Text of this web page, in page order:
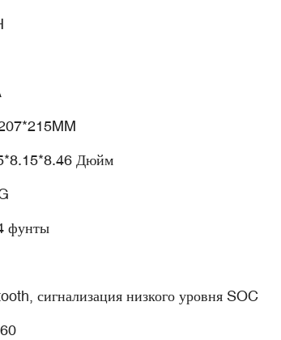
Дюйм
фунты
сигнализация низкого уровня SOC